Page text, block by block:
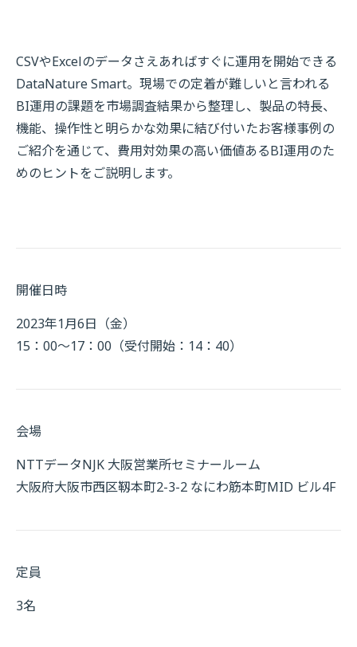
CSVやExcelのデータさえあればすぐに運用を開始できる
DataNature Smart。現場での定着が難しいと言われる
BI運用の課題を市場調査結果から整理し、製品の特長、
機能、操作性と明らかな効果に結び付いたお客様事例の
ご紹介を通じて、費用対効果の高い価値あるBI運用のた
めのヒントをご説明します。
開催日時
2023年1月6日（金）
15：00～17：00（受付開始：14：40）
会場
NTTデータNJK 大阪営業所セミナールーム
大阪府大阪市西区靱本町2-3-2 なにわ筋本町MID ビル4F
定員
3名